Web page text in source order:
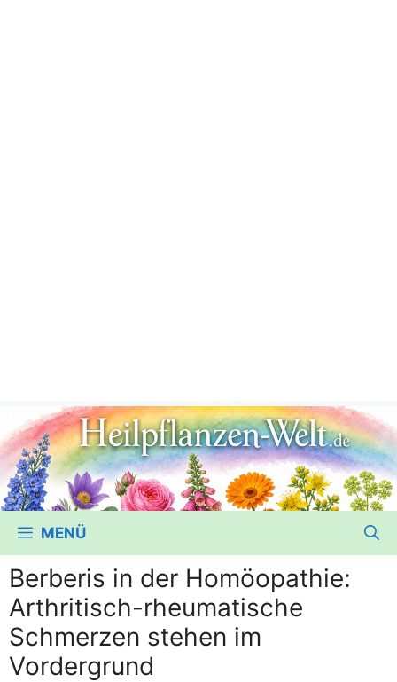
MENÜ
Berberis in der Homöopathie:
Arthritisch-rheumatische
Schmerzen stehen im
Vordergrund